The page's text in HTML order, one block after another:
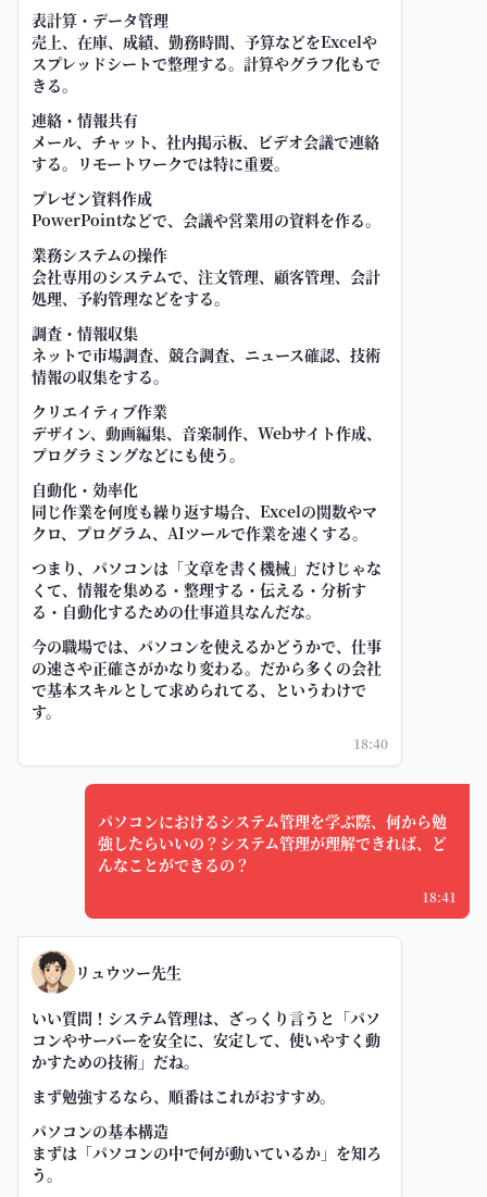
表計算・データ管理
売上、在庫、成績、勤務時間、予算などをExcelや
スプレッドシートで整理する。計算やグラフ化もで
きる。
連絡・情報共有
メール、チャット、社内掲示板、ビデオ会議で連絡
する。リモートワークでは特に重要。
プレゼン資料作成
PowerPointなどで、会議や営業用の資料を作る。
業務システムの操作
会社専用のシステムで、注文管理、顧客管理、会計
処理、予約管理などをする。
調査・情報収集
ネットで市場調査、競合調査、ニュース確認、技術
情報の収集をする。
クリエイティブ作業
デザイン、動画編集、音楽制作、Webサイト作成、
プログラミングなどにも使う。
自動化・効率化
同じ作業を何度も繰り返す場合、Excelの関数やマ
クロ、プログラム、AIツールで作業を速くする。
つまり、パソコンは「文章を書く機械」だけじゃな
くて、情報を集める・整理する・伝える・分析す
る・自動化するための仕事道具なんだな。
今の職場では、パソコンを使えるかどうかで、仕事
の速さや正確さがかなり変わる。だから多くの会社
で基本スキルとして求められてる、というわけで
す。
18:40
パソコンにおけるシステム管理を学ぶ際、何から勉
強したらいいの？システム管理が理解できれば、ど
んなことができるの？
18:41
リュウツー先生
いい質問！システム管理は、ざっくり言うと「パソ
コンやサーバーを安全に、安定して、使いやすく動
かすための技術」だね。
まず勉強するなら、順番はこれがおすすめ。
パソコンの基本構造
まずは「パソコンの中で何が動いているか」を知ろ
う。